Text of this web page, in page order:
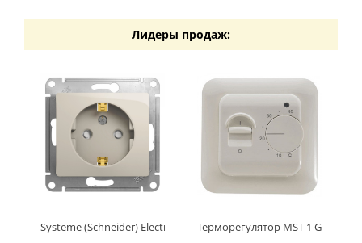
Лидеры продаж:
Systeme (Schneider) Electric GLOSSA РОЗЕТКА с
Терморегулятор MST-1 Grand